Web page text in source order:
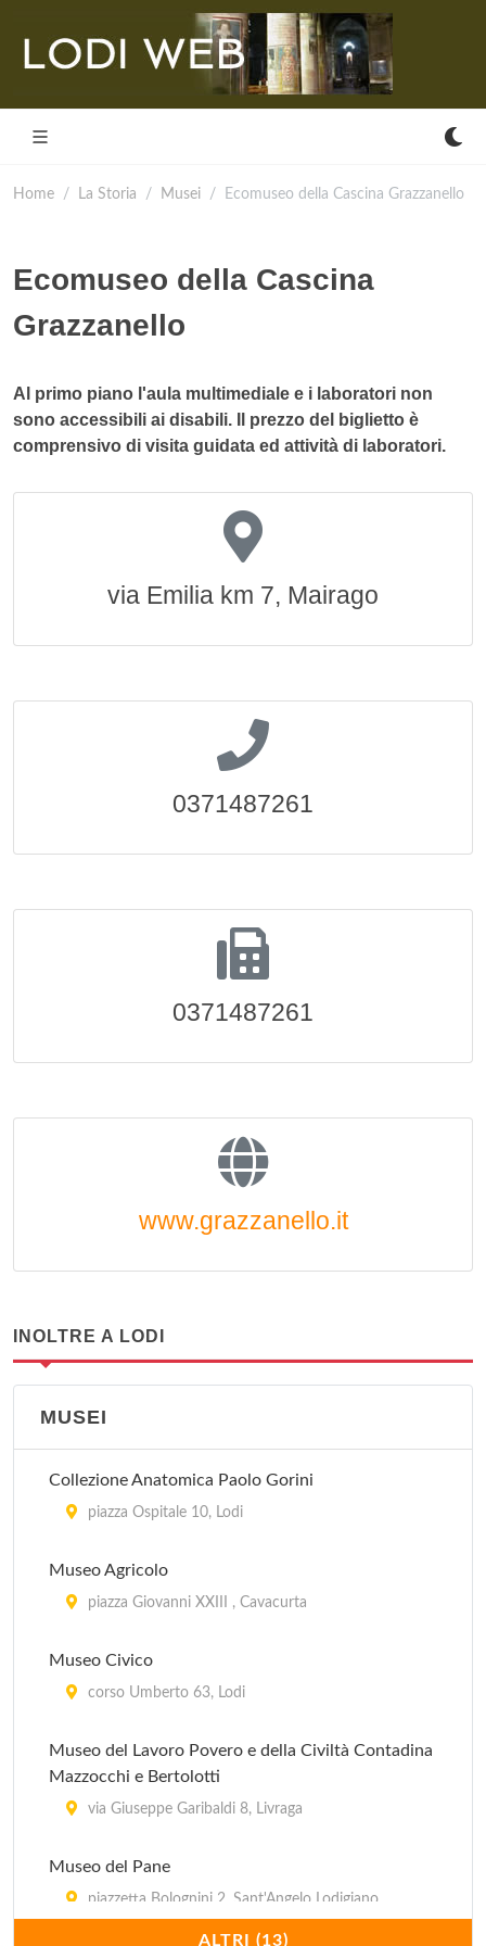
Home La Storia Musei Ecomuseo della Cascina Grazzanello
Ecomuseo della Cascina
Grazzanello
Al primo piano l'aula multimediale e i laboratori non
sono accessibili ai disabili. Il prezzo del biglietto è
comprensivo di visita guidata ed attività di laboratori.
via Emilia km 7, Mairago
0371487261
0371487261
www.grazzanello.it
INOLTRE A LODI
MUSEI
Collezione Anatomica Paolo Gorini
piazza Ospitale 10, Lodi
Museo Agricolo
piazza Giovanni XXIII , Cavacurta
Museo Civico
corso Umberto 63, Lodi
Museo del Lavoro Povero e della Civiltà Contadina
Mazzocchi e Bertolotti
via Giuseppe Garibaldi 8, Livraga
Museo del Pane
piazzetta Bolognini 2, Sant'Angelo Lodigiano
ALTRI (13)